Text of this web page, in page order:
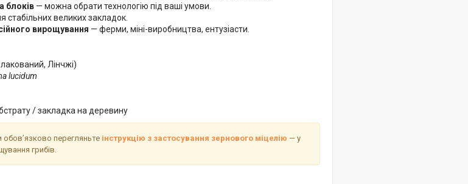
блоків — можна обрати технологію під ваші умови.
стабільних великих закладок.
вирощування — ферми, міні-виробництва, ентузіасти.
Лінчжі)
lucidum
/ закладка на деревину
перегляньте інструкцію з застосування зернового міцелію — у
грибів.